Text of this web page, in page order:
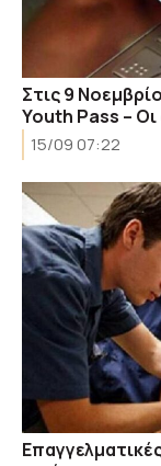
Στις 9
Youth Pass – Οι
15/09 07:22